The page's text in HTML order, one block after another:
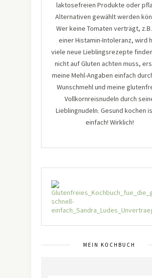
laktosefreien Produkte oder
Alternativen gewählt werden
Wer keine Tomaten verträgt,
einer Histamin-Intoleranz, wird
viele neue Lieblingsrezepte
nicht auf Gluten achten muss,
meine Mehl-Angaben einfach
Wunschmehl und meine
Vollkornreisnudeln durch
Lieblingnudeln. Gesund kochen
einfach! Wirklich!
MEIN KOCHBUCH